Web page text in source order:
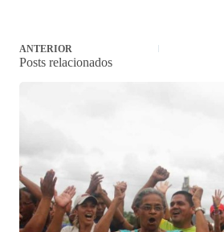
ANTERIOR
Posts relacionados